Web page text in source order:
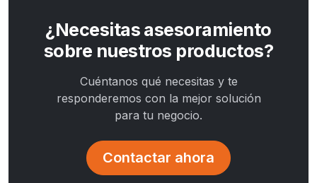
¿Necesitas asesoramiento
sobre nuestros productos?
Cuéntanos qué necesitas y te
responderemos con la mejor solución
para tu negocio.
Contactar ahora